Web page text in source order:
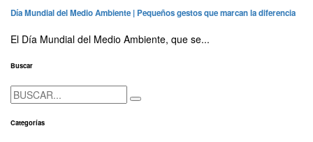
Día Mundial del Medio Ambiente | Pequeños gestos que marcan la diferencia
El Día Mundial del Medio Ambiente, que se...
Buscar
Categorías